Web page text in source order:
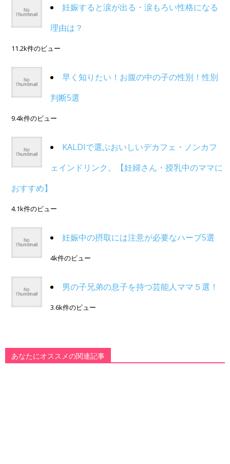
妊娠すると涙が出る・涙もろい性格になる
理由は？
11.2k件のビュー
早く知りたい！お腹の中の子の性別！性別
判断5選
9.4k件のビュー
KALDIで選ぶおいしいデカフェ・ノンカフ
ェインドリンク。【妊婦さん・授乳中のママに
おすすめ】
4.1k件のビュー
妊娠中の摂取には注意が必要なハーブ5選
4k件のビュー
男の子兄弟の息子を持つ芸能人ママ５選！
3.6k件のビュー
あなたにオススメの関連記事